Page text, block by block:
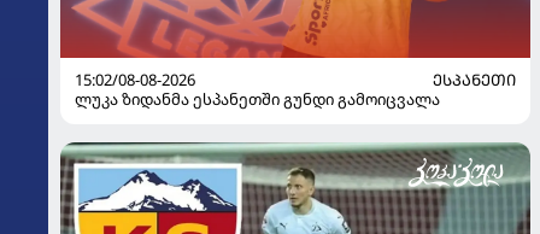
15:02/08-08-2026
ᲔᲡᲞᲐᲜᲔᲗᲘ
ლუკა ზიდანმა ესპანეთში გუნდი გამოიცვალა